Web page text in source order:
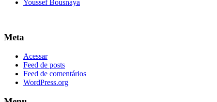
Youssef Bousnaya
Meta
Acessar
Feed de posts
Feed de comentários
WordPress.org